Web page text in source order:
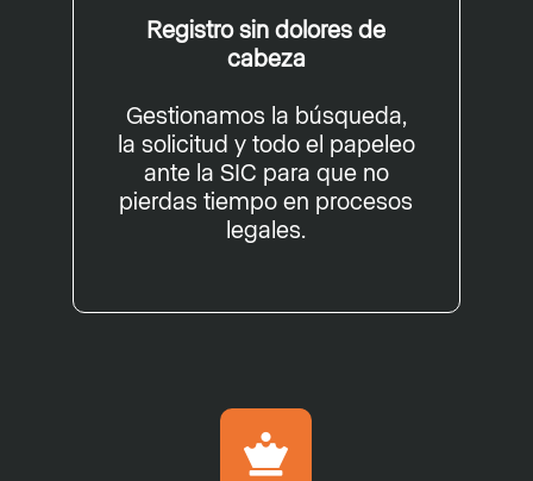
Registro sin dolores de
cabeza
Gestionamos la búsqueda,
la solicitud y todo el papeleo
ante la SIC para que no
pierdas tiempo en procesos
legales.
